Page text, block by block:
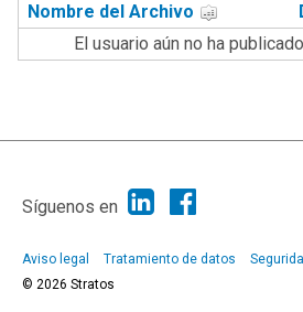
Nombre del Archivo
El usuario aún no ha
|
Síguenos en
Aviso legal Tratamiento de datos
© 2026 Stratos